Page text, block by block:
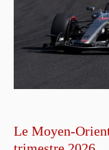
Le Moyen-